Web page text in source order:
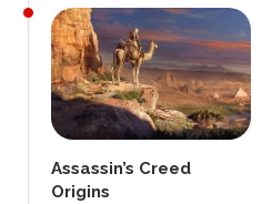
Assassin’s Creed
Origins